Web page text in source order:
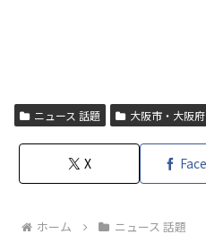
ニュース 話題 大阪市・大阪府
X
ホーム ニュース 話題